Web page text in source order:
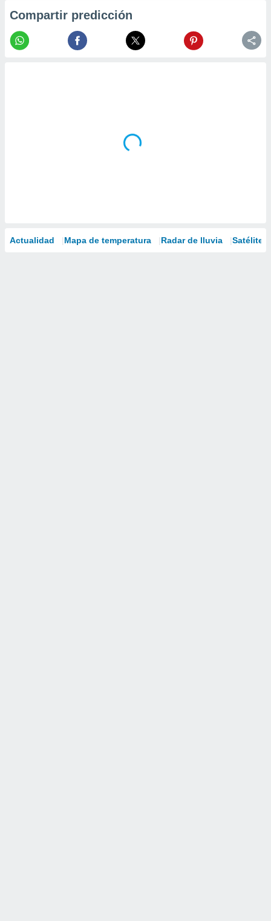
Compartir predicción
Actualidad Mapa de temperatura Radar de lluvia Satélites